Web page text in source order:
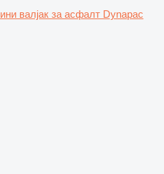
валјак за асфалт Dynapac